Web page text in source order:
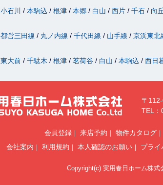
小石川 本駒込 根津 本郷 白山 西片 千石 向
都営三田線 丸ノ内線 千代田線 山手線 京浜東北
東大前 千駄木 根津 茗荷谷 白山 本駒込 西日
〒
TEL：
会員登録 来店予約 物件カタログ
会社案内
利用規約 本人確認のお願い プライ
Copyright(c) 実用春日ホーム株